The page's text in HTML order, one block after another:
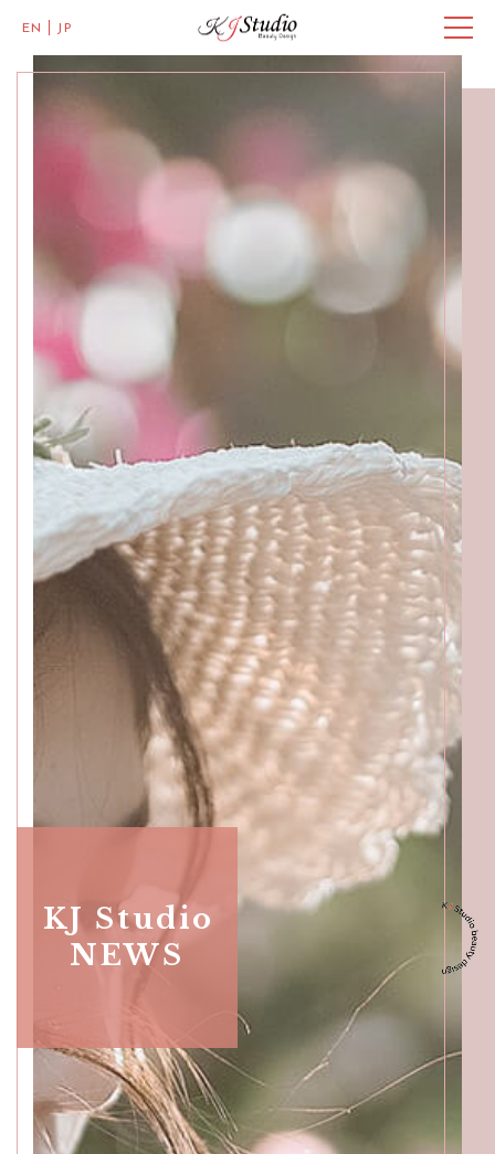
EN JP
Master of Eye Designs,
Clarke Quay
MISAKI
Skullful of Beauticians,
Katong
SALON INFO
GALLERY
BEAUTICIANS
MAKI MICHI SUMIRE
ACCESS
Beauty Masters,
Orchard
RISAKI
ACCESS
GALLERY MENU PRODUCT
KJ Studio
NEWS